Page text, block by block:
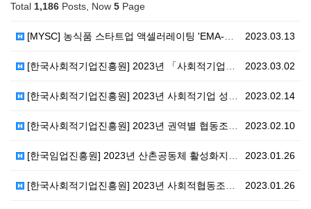
Total 1,186 Posts, Now 5 Page
2023.03.13
[MYSC] 농식품 스타트업 액셀러레이팅 'EMA-AG…
2023.03.02
[한국사회적기업진흥원] 2023년 「사회적기업가 육성사…
2023.02.14
[한국사회적기업진흥원] 2023년 사회적기업 성장지원센…
2023.02.10
[한국사회적기업진흥원] 2023년 권역별 협동조합 지원…
2023.01.26
[한국임업진흥원] 2023년 산촌공동체 활성화지원 사업…
2023.01.26
[한국사회적기업진흥원] 2023년 사회적협동조합 중앙부…